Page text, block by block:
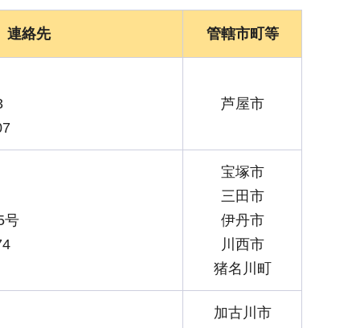
連絡先 管轄市町等
芦屋市
号
宝塚市
三田市
伊丹市
川西市
猪名川町
加古川市